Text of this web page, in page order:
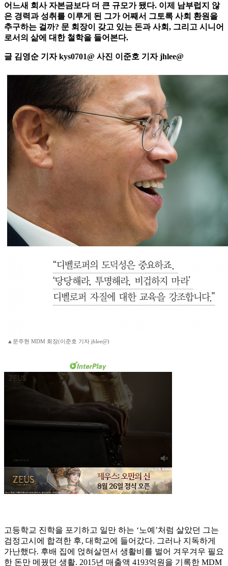
어느새 회사 자본금보다 더 큰 규모가 됐다. 이제 남부럽지 않
은 경력과 성취를 이루게 된 그가 어째서 그토록 사회 환원을
추구하는 걸까? 문 회장이 갖고 있는 돈과 사회, 그리고 시니어
로서의 삶에 대한 철학을 들어본다.
글 김영순 기자 kys0701@ 사진 이준호 기자 jhlee@
▲문주현 MDM 회장(이준호 기자 jhlee@)
고등학교 진학을 포기하고 일만 하는 ‘노예’처럼 살았던 그는
검정고시에 합격한 후, 대학교에 들어갔다. 그러나 지독하게
가난했다. 후배 집에 얹혀살면서 생활비를 벌어 겨우겨우 필요
한 돈만 메꿨던 생활. 2015년 매출액 4193억원을 기록한 MDM